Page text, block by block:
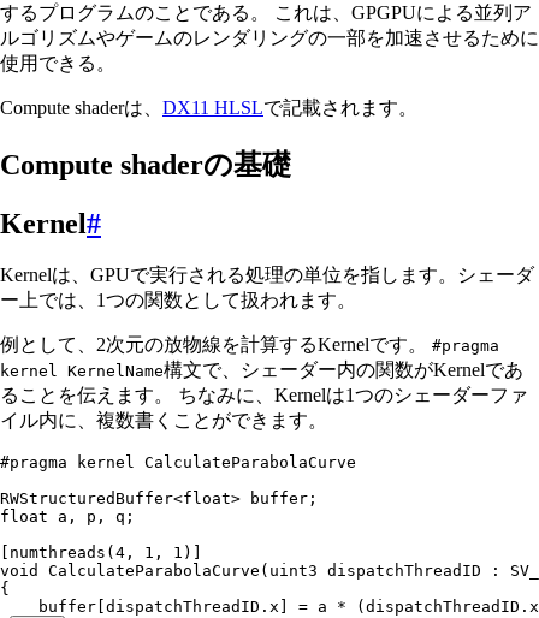
するプログラムのことである。 これは、GPGPUによる並列ア
ルゴリズムやゲームのレンダリングの一部を加速させるために
使用できる。
Compute shaderは、 DX11 HLSLで記載されます。
Compute shaderの基礎
Kernel#
Kernelは、GPUで実行される処理の単位を指します。シェーダ
ー上では、1つの関数として扱われます。
例として、2次元の放物線を計算するKernelです。 #pragma
kernel KernelName構文で、シェーダー内の関数がKernelであ
ることを伝えます。 ちなみに、Kernelは1つのシェーダーファ
イル内に、複数書くことができます。
#pragma kernel CalculateParabolaCurve
RWStructuredBuffer<float> buffer;
float a, p, q;
numthreads ( 4 , 1 , 1 )]
void
CalculateParabolaCurve ( uint3 dispatchThreadID :
{
buffer[dispatchThreadID.x] = a *